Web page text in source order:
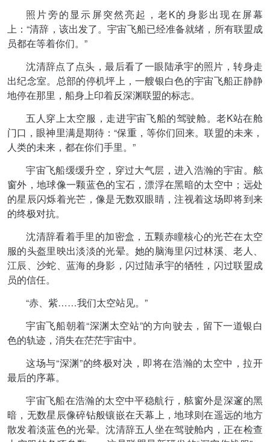
照片旁的显示屏突然亮起，老K的身影出现在屏幕
上：“清辞，该出发了。宇宙飞船已经准备就绪，所有联盟成
员都在等着你们。”
沈清辞点了点头，最后看了一眼陆承宇的照片，转身走
出纪念室。总部的停机坪上，一艘银白色的宇宙飞船正静静
地停在那里，船身上印着反深渊联盟的标志。
五人穿上太空服，走进宇宙飞船的驾驶舱。老K站在舱
门口，眼神里满是期待：“保重，等你们回来。联盟的未来，
人类的未来，都在你们手里。”
宇宙飞船缓缓升空，穿过大气层，进入浩瀚的宇宙。舷
窗外，地球像一颗蓝色的宝石，漂浮在黑暗的太空中；远处
的星辰闪烁着光芒，像是无数双眼睛，注视着这场即将到来
的终极对抗。
沈清辞看着手里的加密盒，五颗赤瞳核心的光芒在太空
服的头盔里映出淡淡的光晕。她的脑海里闪过林溪、老人、
江辰、沙蛇、蓝海的身影，闪过陆承宇的牺牲，闪过联盟成
员的信任。
“赤、紫……我们太空站见。”
宇宙飞船朝着“深渊太空站”的方向驶去，留下一道银白
色的轨迹，消失在茫茫宇宙中。
这场与“深渊”的终极对决，即将在浩瀚的太空中，拉开
最后的序幕。
宇宙飞船在浩瀚的太空中平稳航行，舷窗外是深邃的黑
暗，无数星辰像碎钻般镶嵌在天幕上，地球则在遥远的地方
散发着淡蓝色的光晕。沈清辞五人坐在驾驶舱内，正在检查